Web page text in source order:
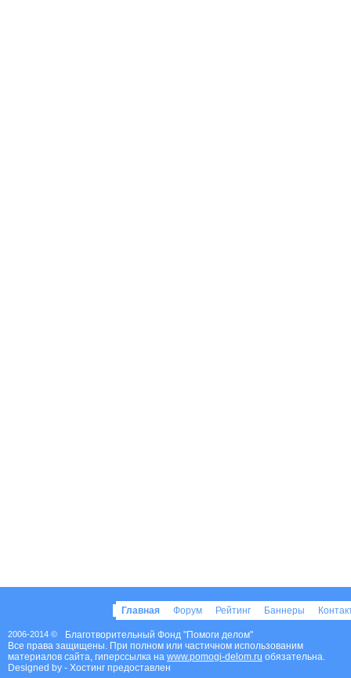
Главная Форум Рейтинг Баннеры
2006-2014 ©
Благотворительный Фонд "Помоги делом"
Все права защищены. При полном или частичном использованим
материалов сайта, гиперссылка на www.pomogi-delom.ru обязательна.
Designed by - Хостинг предоставлен